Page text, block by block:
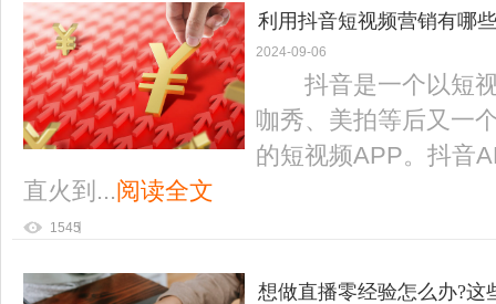
利用抖音短视频营销有哪
2024-09-06
抖音是一个以短视
咖秀、美拍等后又一
的短视频APP。抖音
直火到...阅读全文
1545
想做直播零经验怎么办?这